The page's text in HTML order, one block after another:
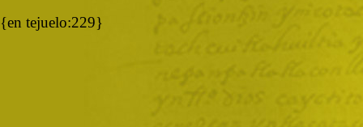
{en tejuelo:229}